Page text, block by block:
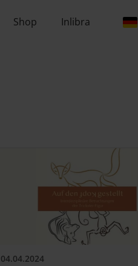
Shop Inlibra
04.04.2024